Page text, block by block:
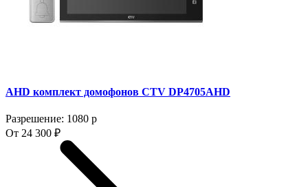
AHD комплект домофонов CTV DP4705AHD
Разрешение: 1080 p
От 24 300 ₽